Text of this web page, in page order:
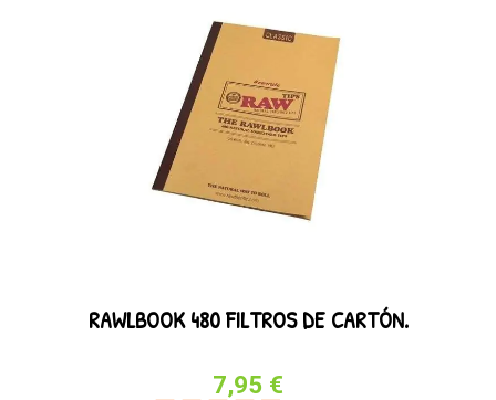
RAWLBOOK 480 FILTROS DE CARTÓN.
7,95 €